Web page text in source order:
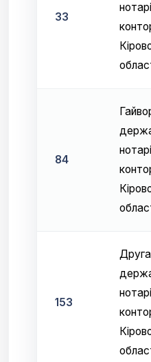
33
84
153